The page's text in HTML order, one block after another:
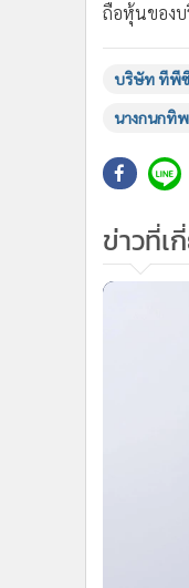
ถือหุ้นของบ
บริษัท ทีพีซี
นางกนกทิ
ข่าวที่เ